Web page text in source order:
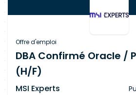
Offre d'emploi
DBA Confirmé Oracle /
(H/F)
MSI Experts